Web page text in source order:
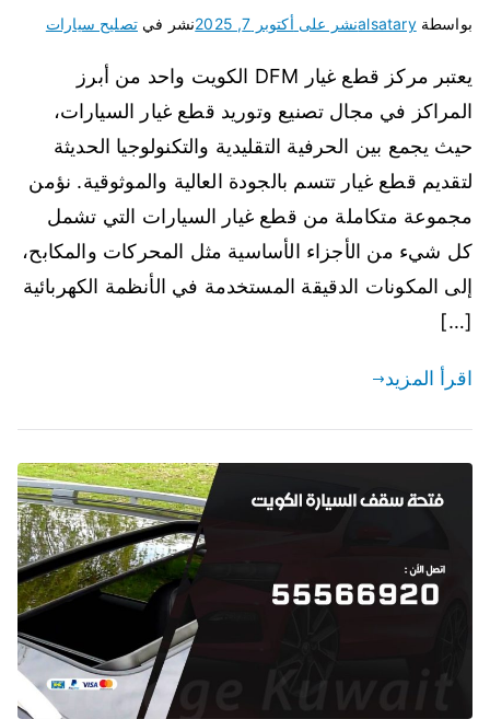
بواسطةalsataryنشر على أكتوبر 7, 2025 نشر في تصليح سيارات
يعتبر مركز قطع غيار DFM الكويت واحد من أبرز
المراكز في مجال تصنيع وتوريد قطع غيار السيارات،
حيث يجمع بين الحرفية التقليدية والتكنولوجيا الحديثة
لتقديم قطع غيار تتسم بالجودة العالية والموثوقية. نؤمن
مجموعة متكاملة من قطع غيار السيارات التي تشمل
كل شيء من الأجزاء الأساسية مثل المحركات والمكابح،
إلى المكونات الدقيقة المستخدمة في الأنظمة الكهربائية
[…]
اقرأ المزيد